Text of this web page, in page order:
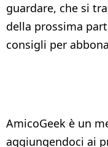
guardare, che si
della prossima
consigli per
AmicoGeek è un
aggiungendoci ai